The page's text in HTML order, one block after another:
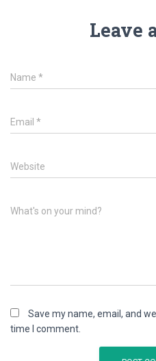
Leave
Name *
Email *
Website
What's on your mind?
Save my name, email, and
time I comment.